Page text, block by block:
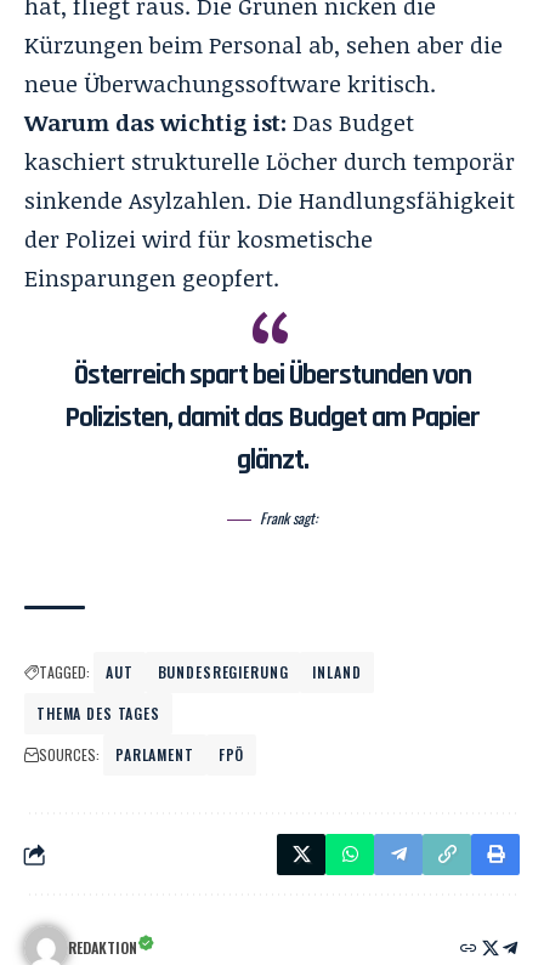
Kürzungen beim Personal ab, sehen aber die
neue Überwachungssoftware kritisch.
Warum das wichtig ist: Das Budget
kaschiert strukturelle Löcher durch temporär
sinkende Asylzahlen. Die Handlungsfähigkeit
der Polizei wird für kosmetische
Einsparungen geopfert.
Österreich spart bei Überstunden von
Polizisten, damit das Budget am Papier
glänzt.
Frank sagt:
TAGGED: AUT BUNDESREGIERUNG
INLAND
THEMA DES TAGES
SOURCES:
PARLAMENT FPÖ
REDAKTION